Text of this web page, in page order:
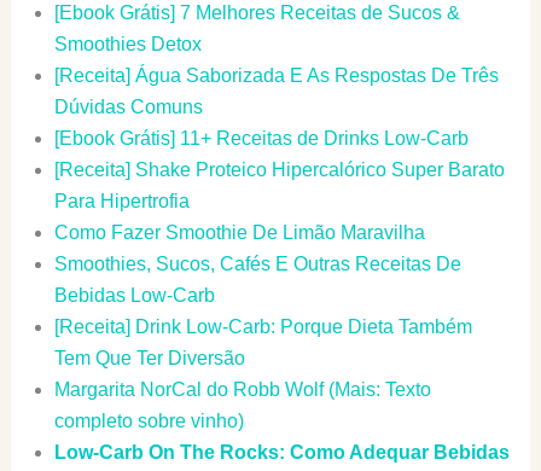
[Ebook Grátis] 7 Melhores Receitas de Sucos &
Smoothies Detox
[Receita] Água Saborizada E As Respostas De Três
Dúvidas Comuns
[Ebook Grátis] 11+ Receitas de Drinks Low-Carb
[Receita] Shake Proteico Hipercalórico Super Barato
Para Hipertrofia
Como Fazer Smoothie De Limão Maravilha
Smoothies, Sucos, Cafés E Outras Receitas De
Bebidas Low-Carb
[Receita] Drink Low-Carb: Porque Dieta Também
Tem Que Ter Diversão
Margarita NorCal do Robb Wolf (Mais: Texto
completo sobre vinho)
Low-Carb On The Rocks: Como Adequar Bebidas